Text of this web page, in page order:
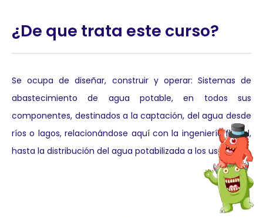
¿De que trata este curso?
Se ocupa de diseñar, construir y operar: Sistemas de
abastecimiento de agua potable, en todos sus
componentes, destinados a la captación, del agua desde
ríos o lagos, relacionándose aquí con la ingeniería fluvial,
hasta la distribución del agua potabilizada a los usuarios.